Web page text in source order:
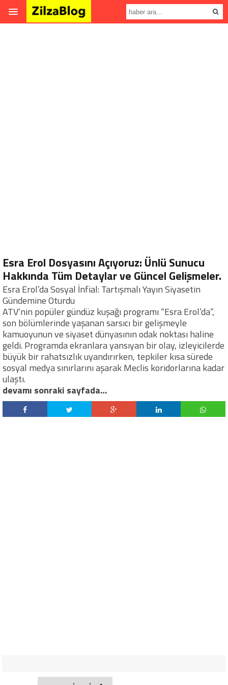
Esra Erol Dosyasını Açıyoruz: Ünlü Sunucu
Hakkında Tüm Detaylar ve Güncel Gelişmeler.
Esra Erol’da Sosyal İnfial: Tartışmalı Yayın Siyasetin
Gündemine Oturdu
ATV’nin popüler gündüz kuşağı programı “Esra Erol’da”,
son bölümlerinde yaşanan sarsıcı bir gelişmeyle
kamuoyunun ve siyaset dünyasının odak noktası haline
geldi. Programda ekranlara yansıyan bir olay, izleyicilerde
büyük bir rahatsızlık uyandırırken, tepkiler kısa sürede
sosyal medya sınırlarını aşarak Meclis koridorlarına kadar
ulaştı.
devamı sonraki sayfada…